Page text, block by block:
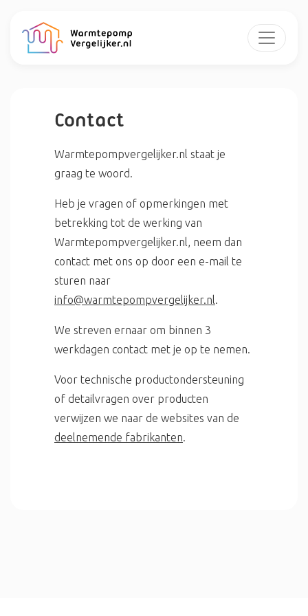
Contact
Warmtepompvergelijker.nl staat je
graag te woord.
Heb je vragen of opmerkingen met
betrekking tot de werking van
Warmtepompvergelijker.nl, neem dan
contact met ons op door een e-mail te
sturen naar
info@warmtepompvergelijker.nl.
We streven ernaar om binnen 3
werkdagen contact met je op te nemen.
Voor technische productondersteuning
of detailvragen over producten
verwijzen we naar de websites van de
deelnemende fabrikanten.